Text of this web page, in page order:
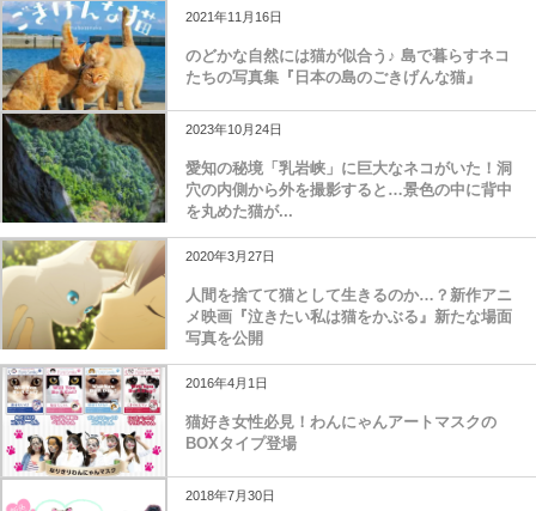
のどかな自然には猫が似合う♪ 島で暮らすネコ
たちの写真集『日本の島のごきげんな猫』
愛知の秘境「乳岩峡」に巨大なネコがいた！洞
穴の内側から外を撮影すると…景色の中に背中
を丸めた猫が...
人間を捨てて猫として生きるのか…？新作アニ
メ映画『泣きたい私は猫をかぶる』新たな場面
写真を公開
BOXタイプ登場